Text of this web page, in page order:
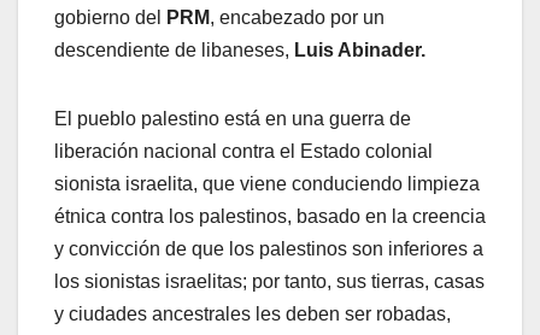
gobierno del PRM, encabezado por un
descendiente de libaneses, Luis Abinader.
El pueblo palestino está en una guerra de
liberación nacional contra el Estado colonial
sionista israelita, que viene conduciendo limpieza
étnica contra los palestinos, basado en la creencia
y convicción de que los palestinos son inferiores a
los sionistas israelitas; por tanto, sus tierras, casas
y ciudades ancestrales les deben ser robadas,